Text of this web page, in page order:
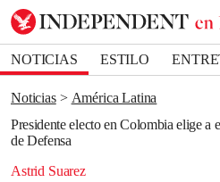
NOTICIAS ESTILO
DEPORTES
Noticias
América Latina
Presidente electo en Colombia elige
de Defensa
Astrid Suarez
Bookmark popover
Removed from bookmarks
Close popover